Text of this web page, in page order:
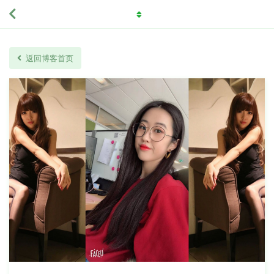
返回博客首页